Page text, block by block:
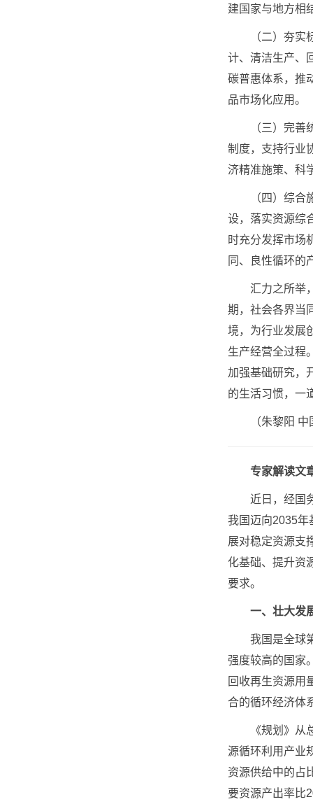
建国家与地方相
（二）夯实标
计、清洁生产、
碳普惠体系，推
品市场化应用。
（三）完善统
制度，支持行业
济精准施策、科
（四）综合施
设，落实资源综
时充分发挥市场
同、良性循环的
汇力之所举，
期，社会各界当
境，为行业发展
生产经营全过程
加强基础研究，
的生活习惯，一
（朱黎阳
专家解读文
近日，经国务
我国迈向2035年
展对稳定资源支
化基础、提升资
要求。
一、壮大发
我国是全球第
强度较高的国家
回收再生资源用
合的循环经济体
《规划》从总
源循环利用产业
资源供给中的占
要资源产出率比